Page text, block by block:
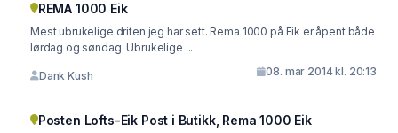
REMA 1000 Eik
Mest ubrukelige driten jeg har sett. Rema 1000 på Eik er åpent både
lørdag og søndag. Ubrukelige ...
Dank Kush 08. mar 2014 kl. 20:13
Posten Lofts-Eik Post i Butikk, Rema 1000 Eik